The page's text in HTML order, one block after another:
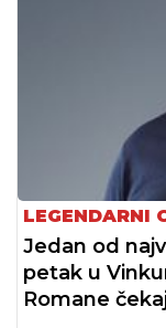
LEGENDARNI
Jedan od
petak u
Romane